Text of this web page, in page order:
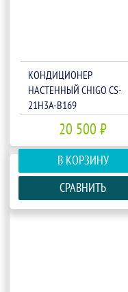
КОНДИЦИОНЕР
НАСТЕННЫЙ CHIGO CS-
21H3A-B169
20 500 ₽
В КОРЗИНУ
СРАВНИТЬ